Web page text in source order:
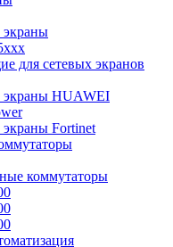
для сетевых экранов
экраны HUAWEI
Fortinet
коммутаторы